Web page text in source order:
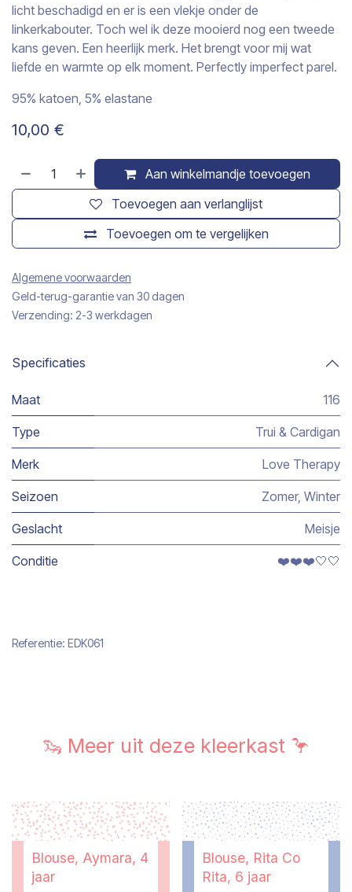
licht beschadigd en er is een vlekje onder de
linkerkabouter. Toch wel ik deze mooierd nog een tweede
kans geven. Een heerlijk merk. Het brengt voor mij wat
liefde en warmte op elk moment. Perfectly imperfect parel.
95% katoen, 5% elastane
10,00 €
Aan winkelmandje toevoegen
Toevoegen om te vergelijken
Toevoegen aan verlanglijst
Algemene voorwaarden
Geld-terug-garantie van 30 dagen
Verzending: 2-3 werkdagen
Specificaties
Maat 116
Type Trui & Cardigan
Merk Love Therapy
Seizoen Zomer, Winter
Geslacht Meisje
Conditie ❤️❤️❤️🤍🤍
Referentie: EDK061
🦦 Meer uit deze kleerkast 🦩
Blouse, Aymara, 4
jaar
Blouse, Rita Co
Rita, 6 jaar